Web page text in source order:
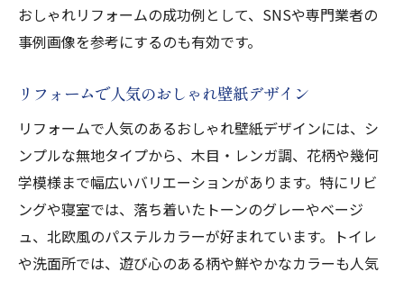
おしゃれリフォームの成功例として、SNSや専門業者の
事例画像を参考にするのも有効です。
リフォームで人気のおしゃれ壁紙デザイン
リフォームで人気のあるおしゃれ壁紙デザインには、シ
ンプルな無地タイプから、木目・レンガ調、花柄や幾何
学模様まで幅広いバリエーションがあります。特にリビ
ングや寝室では、落ち着いたトーンのグレーやベージ
ュ、北欧風のパステルカラーが好まれています。トイレ
や洗面所では、遊び心のある柄や鮮やかなカラーも人気